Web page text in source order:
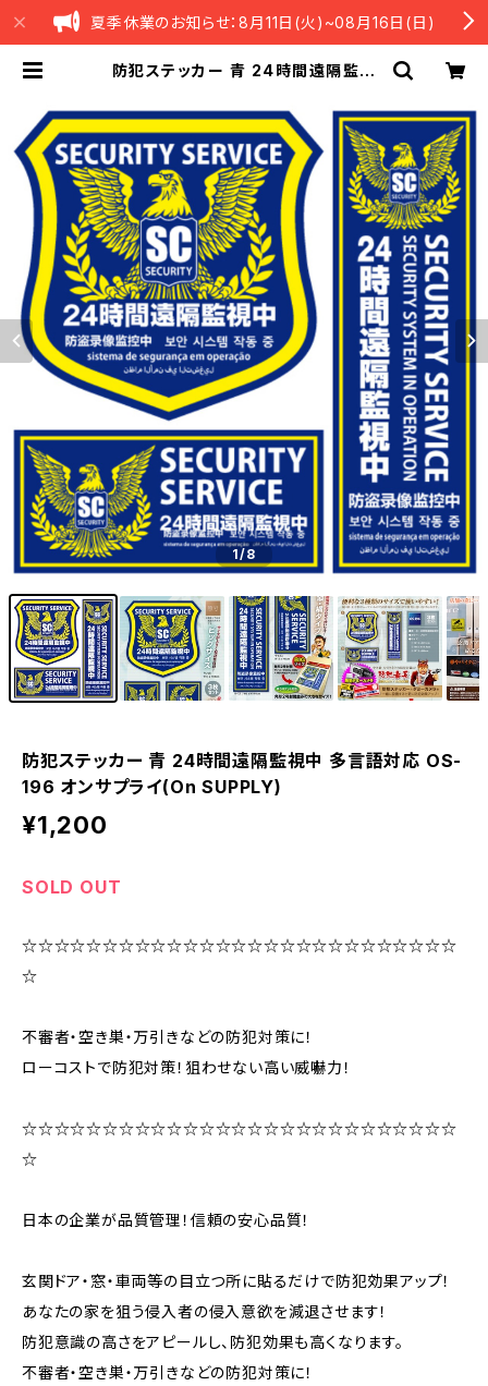
夏季休業のお知らせ：8月11日(火)~08月16日(日)
防犯ステッカー 青 24時間遠隔監視
n 正規販売代理店OnSQUARE（公式
｜オンスクエア販売サイト）
1/8
防犯ステッカー 青 24時間遠隔監視中 多言語対応 OS-
196 オンサプライ(On SUPPLY)
¥1,200
SOLD OUT
☆☆☆☆☆☆☆☆☆☆☆☆☆☆☆☆☆☆☆☆☆☆☆☆☆☆☆
☆
不審者・空き巣・万引きなどの防犯対策に！
ローコストで防犯対策！狙わせない高い威嚇力！
☆☆☆☆☆☆☆☆☆☆☆☆☆☆☆☆☆☆☆☆☆☆☆☆☆☆☆
☆
日本の企業が品質管理！信頼の安心品質！
玄関ドア・窓・車両等の目立つ所に貼るだけで防犯効果アップ！
あなたの家を狙う侵入者の侵入意欲を減退させます！
防犯意識の高さをアピールし、防犯効果も高くなります。
不審者・空き巣・万引きなどの防犯対策に！